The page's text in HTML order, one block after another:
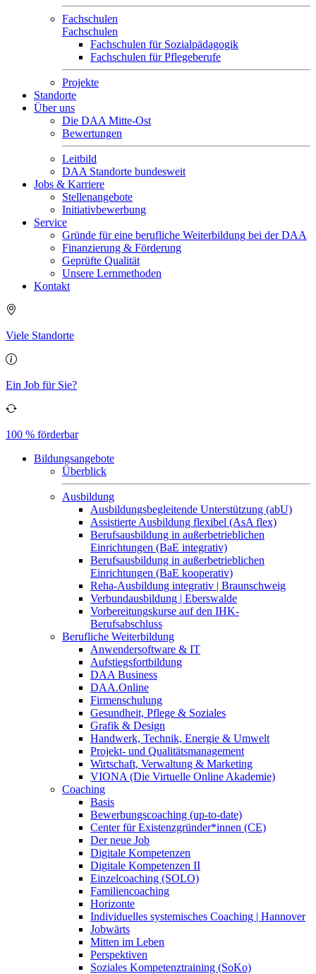
Fachschulen
Fachschulen
Fachschulen für Sozialpädagogik
Fachschulen für Pflegeberufe
Projekte
Standorte
Über uns
Die DAA Mitte-Ost
Bewertungen
Leitbild
DAA Standorte bundesweit
Jobs & Karriere
Stellenangebote
Initiativbewerbung
Service
Gründe für eine berufliche Weiterbildung bei der DAA
Finanzierung & Förderung
Geprüfte Qualität
Unsere Lernmethoden
Kontakt
Viele Standorte
Ein Job für Sie?
100 % förderbar
Bildungsangebote
Überblick
Ausbildung
Ausbildungsbegleitende Unterstützung (abU)
Assistierte Ausbildung flexibel (AsA flex)
Berufsausbildung in außerbetrieblichen
Einrichtungen (BaE integrativ)
Berufsausbildung in außerbetrieblichen
Einrichtungen (BaE kooperativ)
Reha-Ausbildung integrativ | Braunschweig
Verbundausbildung | Eberswalde
Vorbereitungskurse auf den IHK-
Berufsabschluss
Berufliche Weiterbildung
Anwendersoftware & IT
Aufstiegsfortbildung
DAA Business
DAA.Online
Firmenschulung
Gesundheit, Pflege & Soziales
Grafik & Design
Handwerk, Technik, Energie & Umwelt
Projekt- und Qualitätsmanagement
Wirtschaft, Verwaltung & Marketing
VIONA (Die Virtuelle Online Akademie)
Coaching
Basis
Bewerbungscoaching (up-to-date)
Center für Existenzgründer*innen (CE)
Der neue Job
Digitale Kompetenzen
Digitale Kompetenzen II
Einzelcoaching (SOLO)
Familiencoaching
Horizonte
Individuelles systemisches Coaching | Hannover
Jobwärts
Mitten im Leben
Perspektiven
Soziales Kompetenztraining (SoKo)